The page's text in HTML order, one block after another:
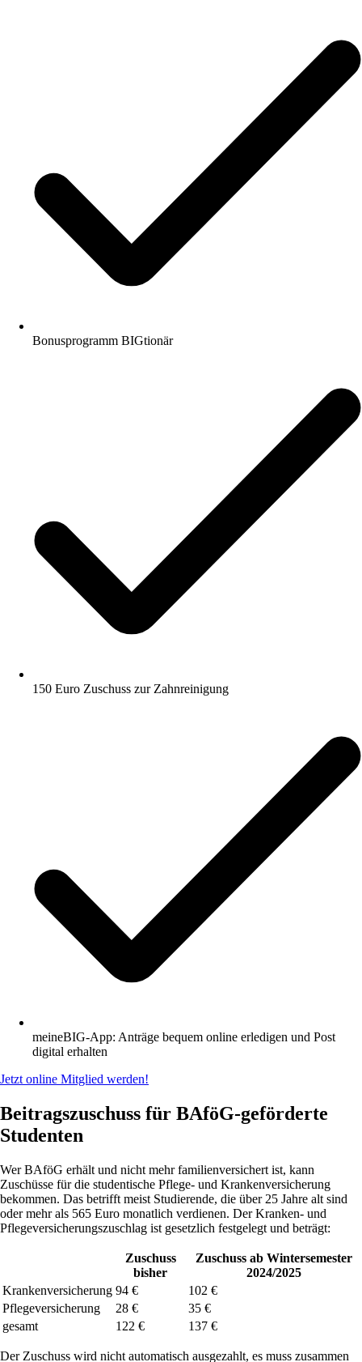
Bonusprogramm BIGtionär
150 Euro Zuschuss zur Zahnreinigung
meineBIG-App: Anträge bequem online erledigen und Post
digital erhalten
Jetzt online Mitglied werden!
Beitragszuschuss für BAföG-geförderte
Studenten
Wer BAföG erhält und nicht mehr familienversichert ist, kann
Zuschüsse für die studentische Pflege- und Krankenversicherung
bekommen. Das betrifft meist Studierende, die über 25 Jahre alt sind
oder mehr als 565 Euro monatlich verdienen. Der Kranken- und
Pflegeversicherungszuschlag ist gesetzlich festgelegt und beträgt:
Zuschuss
bisher
Zuschuss ab Wintersemester
2024/2025
Krankenversicherung 94 €
102 €
Pflegeversicherung
28 €
35 €
gesamt
122 € 137 €
Der Zuschuss wird nicht automatisch ausgezahlt, es muss zusammen